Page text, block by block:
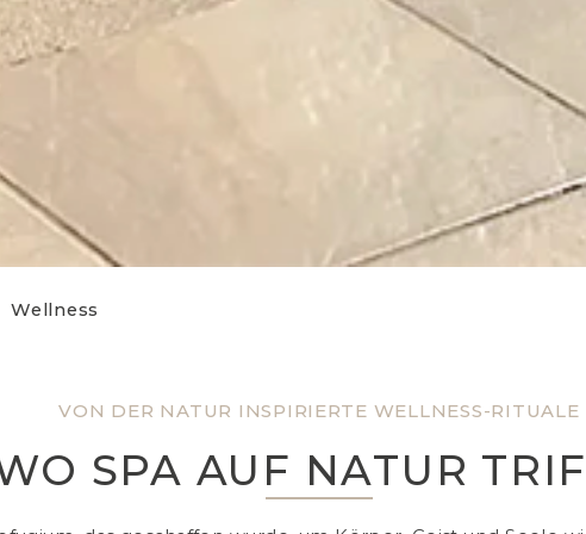
VON DER NATUR INSPIRIERTE WELLNESS-RITUALE
SPA AUF NATUR
Wellness